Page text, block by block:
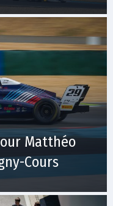
Matthéo
Cours